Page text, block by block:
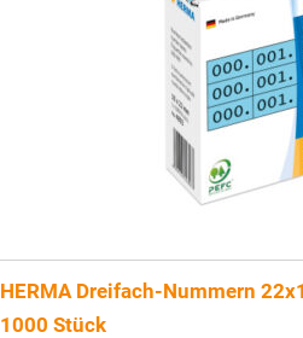
HERMA Dreifach-Nummern
1000 Stück